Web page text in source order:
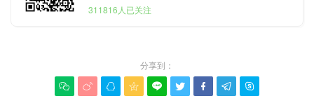
311816人已关注
分享到：
        